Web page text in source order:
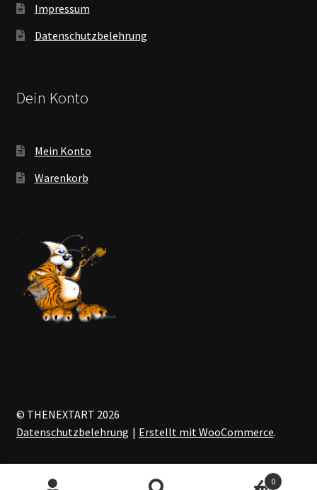
Impressum
Datenschutzbelehrung
Dein Konto
Mein Konto
Warenkorb
© THENEXTART 2026
Datenschutzbelehrung
Erstellt mit WooCommerce.
0